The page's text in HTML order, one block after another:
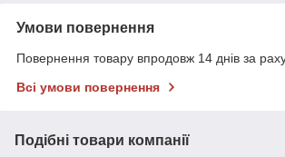
Умови повернення
Повернення товару впродовж 14 днів за
Всі умови повернення
Подібні товари компанії